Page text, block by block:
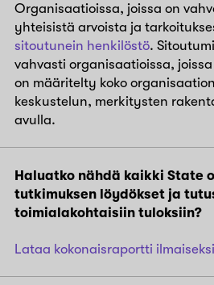
Organisaatioissa, joissa on
yhteisistä arvoista ja
sitoutunein henkilöstö.
vahvasti organisaatioissa,
on määritelty koko
keskustelun, merkitysten
avulla.
Haluatko nähdä kaikki State
tutkimuksen löydökset ja
toimialakohtaisiin tuloksiin?
Lataa kokonaisraportti